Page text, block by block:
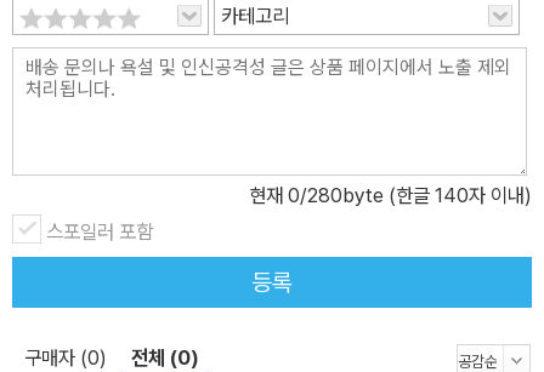
카테고리
현재 0/280byte (한글 140자 이내)
스포일러 포함
등록
구매자 (0) 전체 (0)